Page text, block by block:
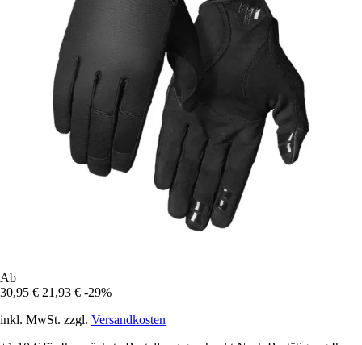
Ab
30,95 € 21,93 € -29%
inkl. MwSt. zzgl. Versandkosten